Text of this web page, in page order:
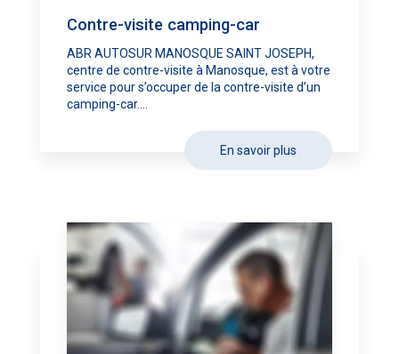
Contre-visite camping-car
ABR AUTOSUR MANOSQUE SAINT JOSEPH,
centre de contre-visite à Manosque, est à votre
service pour s’occuper de la contre-visite d’un
camping-car....
En savoir plus